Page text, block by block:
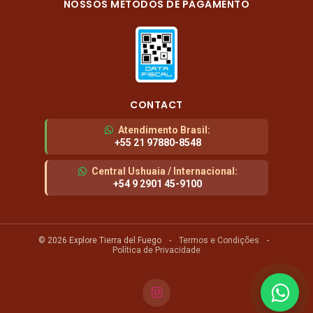
NOSSOS MÉTODOS DE PAGAMENTO
CONTACT
Atendimento Brasil :
+55 21 97880-8548
Central Ushuaia / Internacional :
+54 9 2901 45-9100
© 2026 Explore Tierra del Fuego - Termos e Condições
-
Política de Privacidade